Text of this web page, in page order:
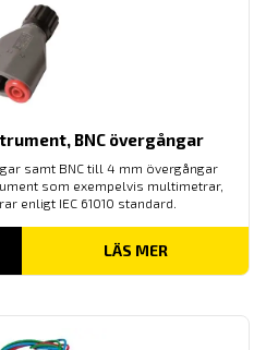
BNC övergångar
samt BNC till 4 mm övergångar
som exempelvis multimetrar,
enligt IEC 61010 standard.
LÄS MER